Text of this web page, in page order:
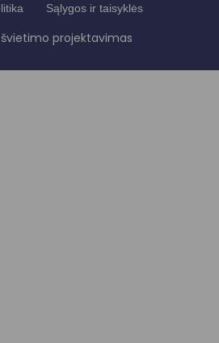
Sąlygos ir taisyklės
projektavimas